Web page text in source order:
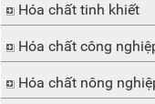
Hóa chất tinh khiết
Hóa chất công
Hóa chất nông